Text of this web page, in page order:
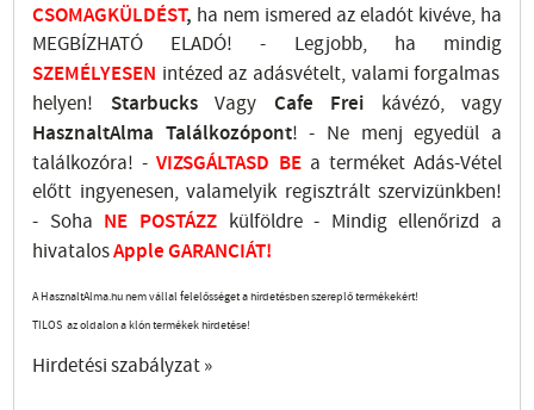
CSOMAGKÜLDÉST, ha nem ismered az eladót kivéve, ha
MEGBÍZHATÓ ELADÓ! - Legjobb, ha mindig
SZEMÉLYESEN intézed az adásvételt, valami forgalmas
helyen! StarbucksVagy Cafe Frei kávézó, vagy
HasznaltAlma Találkozópont! - Ne menj egyedül a
találkozóra! - VIZSGÁLTASD BEa terméket Adás-Vétel
előtt ingyenesen, valamelyik regisztrált szervizünkben!
- Soha NE POSTÁZZ külföldre- Mindig ellenőrizd a
hivatalosApple GARANCIÁT!
A HasznaltAlma.hu nem vállal felelősséget a hirdetésben szereplő termékekért!
TILOS az oldalon a klón termékek hirdetése!
Hirdetési szabályzat »